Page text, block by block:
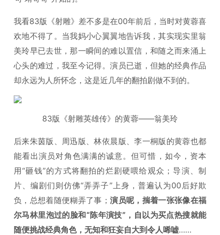
我看83版《射雕》差不多是在00年前后，当时对黄蓉喜
欢地不得了。当我妈小心翼翼地告诉我，其实现实里翁
美玲早已去世，那一瞬间的难以置信，和随之而来涌上
心头的难过，我至今记得。演员已逝，但她的经典作品
却永远为人所怀念，这是近几年的翻拍剧做不到的。
83版《射雕英雄传》的黄蓉——翁美玲
后来朱茵版、周迅版、林依晨版、李一桐版的黄蓉也都
能看出演员对角色满满的诚意。但可惜，如今，资本
用“砸钱”的方式将翻拍的烂剧硬喂给观众；导演、制
片、编剧们则仿佛“弄弄子”上身，普遍认为00后好欺
负，总想着随便糊弄了事； 演员呢，揣着一张张像在福
尔马林里泡过的脸和“陈年演技”，自以为买点热搜就能
随便挑战经典角色，无知和狂妄自大到令人唏嘘……